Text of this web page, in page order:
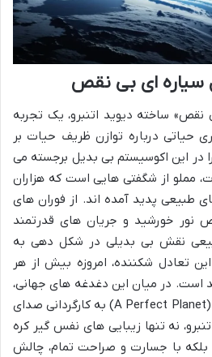
سیاره ای بی نقص
ساخته دیوید اتنبرو، یک تجربه
حیاتی درباره توازن ظریف حیات بر
این اکوسیستم بی بدیل برجسته می
مملو از شگفتی هایی است که هزاران
طبیعی پدید آمده اند. از فوران های
نور خورشید و جریان های قدرتمند
نقش بی بدیلی در شکل دهی به
تعادل شکننده، امروزه بیش از هر
است. در میان این دغدغه های جهانی،
مستند «سیاره ای بی نقص» (A Perfect Planet) به کارگردانی صدای
نه تنها زیبایی های نفس گیر کره
بلکه با جسارت و صراحت تمام، چالش